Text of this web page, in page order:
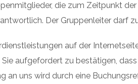
die zum Zeitpunkt
Der Gruppenleiter darf
auf der
aufgefordert zu bestätigen,
an uns wird durch eine